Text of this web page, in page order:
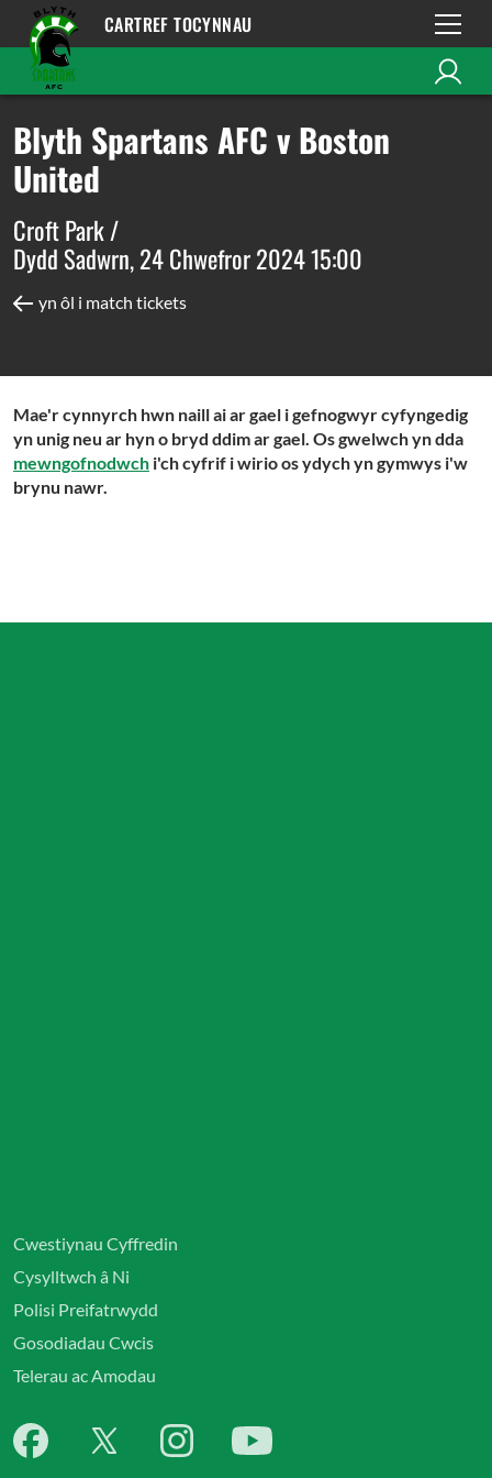
CARTREF TOCYNNAU
Blyth Spartans AFC v Boston
United
Croft Park /
Dydd Sadwrn, 24 Chwefror 2024 15:00
yn ôl i match tickets
Mae'r cynnyrch hwn naill ai ar gael i gefnogwyr cyfyngedig
yn unig neu ar hyn o bryd ddim ar gael. Os gwelwch yn dda
mewngofnodwch i'ch cyfrif i wirio os ydych yn gymwys i'w
brynu nawr.
Cwestiynau Cyffredin
Cysylltwch â Ni
Polisi Preifatrwydd
Gosodiadau Cwcis
Telerau ac Amodau